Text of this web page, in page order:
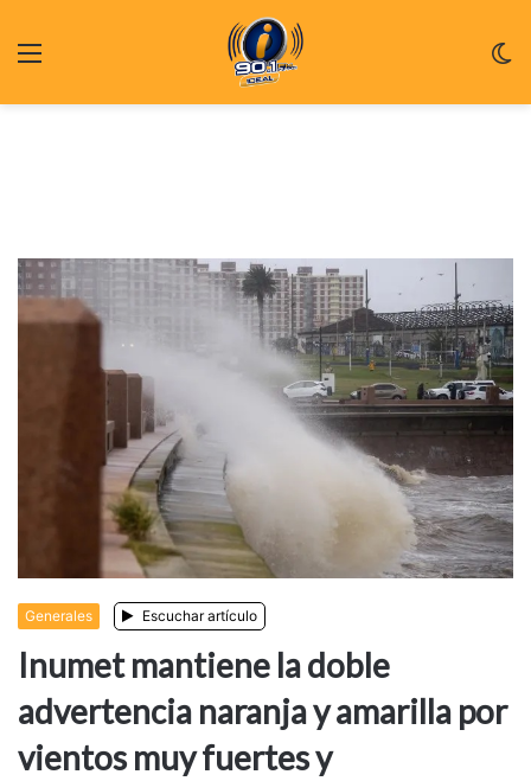
Generales Escuchar artículo
Inumet mantiene la doble
advertencia naranja y amarilla por
vientos muy fuertes y